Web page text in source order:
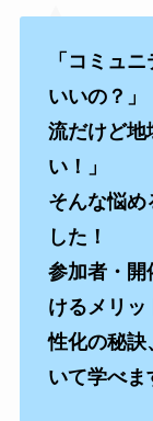
「コミュ
いいの？」
流だけど地
い！」
そんな悩め
した！
参加者・開
けるメリッ
性化の秘訣
いて学べま